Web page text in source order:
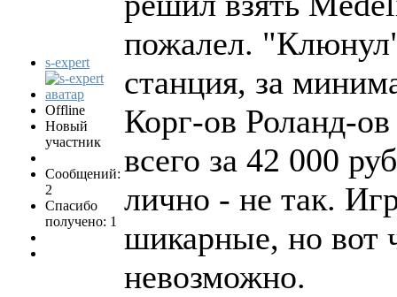
s-expert
Offline
Новый
участник
Сообщений:
2
Спасибо
получено: 1
пожалел.
станция, за
Корг-ов Роланд-
всего за 42 000
лично - не так.
шикарные, но вот
невозможно.